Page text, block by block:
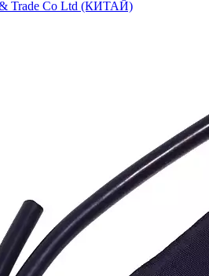
& Trade Co Ltd (КИТАЙ)